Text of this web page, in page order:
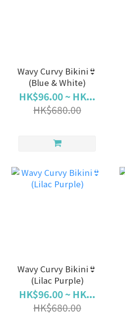
Wavy Curvy Bikini👙
(Blue & White)
HK$96.00 ~ HK...
HK$680.00
Wavy Curvy Bikini👙
(Lilac Purple)
HK$96.00 ~ HK...
HK$680.00